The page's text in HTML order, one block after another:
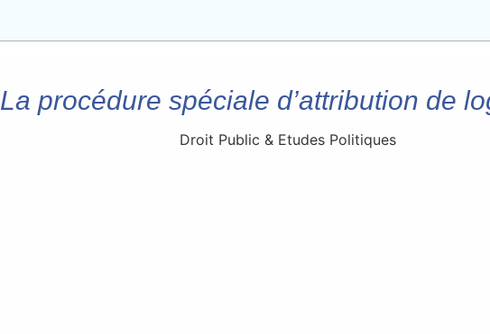
La procédure spéciale d’attribution de
Droit Public & Etudes Politiques